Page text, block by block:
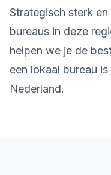
Strategisch sterk
bureaus in deze
helpen we je de
een lokaal bureau
Nederland.